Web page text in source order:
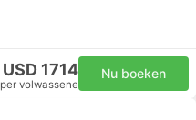
USD 1714
per volwassene
Nu boeken